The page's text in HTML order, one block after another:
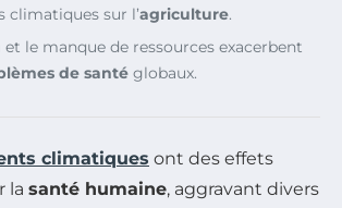
climatiques sur l’agriculture.
et le manque de ressources exacerbent
de santé globaux.
climatiques ont des effets
la santé humaine, aggravant divers